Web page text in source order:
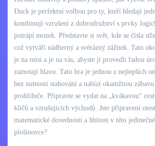
Duck je perfektní volbou pro ty, kteří hledají
kombinují vzrušení z dobrodružství s prvky
potrápí mozek. Představte si svět, kde se čísla
což vytváří nádherný a svérázný zážitek. Tato
je na misi a je na vás, abyste ji provedli řadou
zamotají hlavu. Tato hra je jednou z nejlepších
bez nutnosti stahování a nabízí okamžitou
prohlížeče. Připravte se vydat na „kvákavou“
klíčů a vzrušujících východů. Jste připraveni
matematické dovednosti a hbitost v této
plošinovce?